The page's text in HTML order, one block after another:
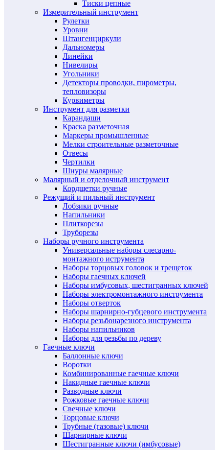
Тиски цепные
Измерительный инструмент
Рулетки
Уровни
Штангенциркули
Дальномеры
Линейки
Нивелиры
Угольники
Детекторы проводки, пирометры,
тепловизоры
Курвиметры
Инструмент для разметки
Карандаши
Краска разметочная
Маркеры промышленные
Мелки строительные разметочные
Отвесы
Чертилки
Шнуры малярные
Малярный и отделочный инструмент
Кордщетки ручные
Режущий и пильный инструмент
Лобзики ручные
Напильники
Плиткорезы
Труборезы
Наборы ручного инструмента
Универсальные наборы слесарно-
монтажного иструмента
Наборы торцовых головок и трещеток
Наборы гаечных ключей
Наборы имбусовых, шестигранных ключей
Наборы электромонтажного инструмента
Наборы отверток
Наборы шарнирно-губцевого инструмента
Наборы резьбонарезного инструмента
Наборы напильников
Наборы для резьбы по дереву
Гаечные ключи
Баллонные ключи
Воротки
Комбинированные гаечные ключи
Накидные гаечные ключи
Разводные ключи
Рожковые гаечные ключи
Свечные ключи
Торцовые ключи
Трубные (газовые) ключи
Шарнирные ключи
Шестигранные ключи (имбусовые)